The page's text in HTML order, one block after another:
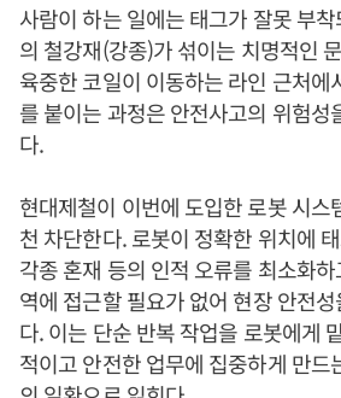
사람이 하는 일에는 태그가 잘못 부
의 철강재(강종)가 섞이는 치명적인
육중한 코일이 이동하는 라인 근처에
를 붙이는 과정은 안전사고의 위험성
다.
현대제철이 이번에 도입한 로봇 시스
천 차단한다. 로봇이 정확한 위치에
각종 혼재 등의 인적 오류를 최소화
역에 접근할 필요가 없어 현장 안전
다. 이는 단순 반복 작업을 로봇에게
적이고 안전한 업무에 집중하게 만드